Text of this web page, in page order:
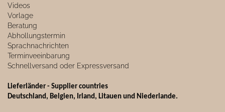
Videos
Vorlage
Beratung
Abhollungstermin
Sprachnachrichten
Terminveeinbarung
Schnellversand oder Expressversand
Lieferländer - Supplier countries
Deutschland, Belgien, Irland, Litauen und Niederlande.